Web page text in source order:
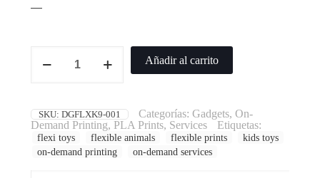
—
Articulated
Añadir al carrito
SKU: DGFLXK9-001 Categorías: Gadgets, On-
Demand Printing, PLA Prints, Services Etiquetas:
flexi toys flexible animals flexible prints
kids toys
on-demand printing
on-demand services